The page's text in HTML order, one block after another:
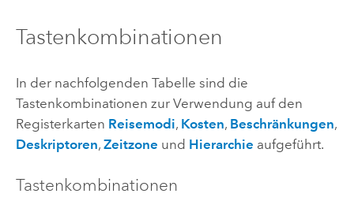
Tastenkombinationen
In der nachfolgenden Tabelle sind die
Tastenkombinationen zur Verwendung auf den
Registerkarten Reisemodi, Kosten, Beschränkungen,
Deskriptoren, Zeitzone und Hierarchie aufgeführt.
Tastenkombinationen